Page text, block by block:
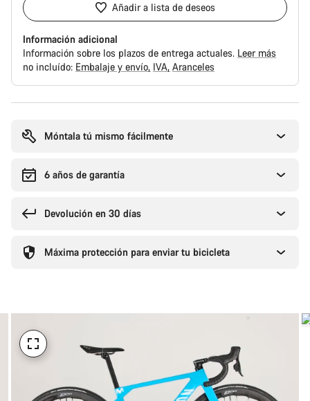
Añadir a lista de deseos
Información adicional
Información sobre los plazos de entrega actuales. Leer más
no incluído: Embalaje y envío IVA Aranceles
compra
Móntala tú mismo fácilmente
6 años de garantía
Devolución en 30 días
Máxima protección para enviar tu bicicleta